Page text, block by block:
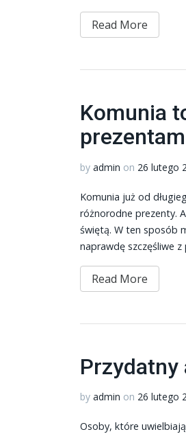
Read More
Komunia
by admin on 26 lutego
Komunia już od
różnorodne prezenty.
świętą. W ten sposób
naprawdę szczęśliwe
Read More
Przydatny
by admin on 26 lutego
Osoby, które